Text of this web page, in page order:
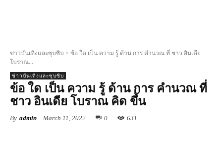
ข่าวบันเทิงและซุบซิบ
ข้อ ใด เป็น ความ รู้ ด้าน การ คำนวณ ที่ ชาว อินเดีย
โบราณ...
ข่าวบันเทิงและซุบซิบ
ข้อ ใด เป็น ความ รู้ ด้าน การ คำนวณ ที่
ชาว อินเดีย โบราณ คิด ขึ้น
By admin March 11, 2022 0 631